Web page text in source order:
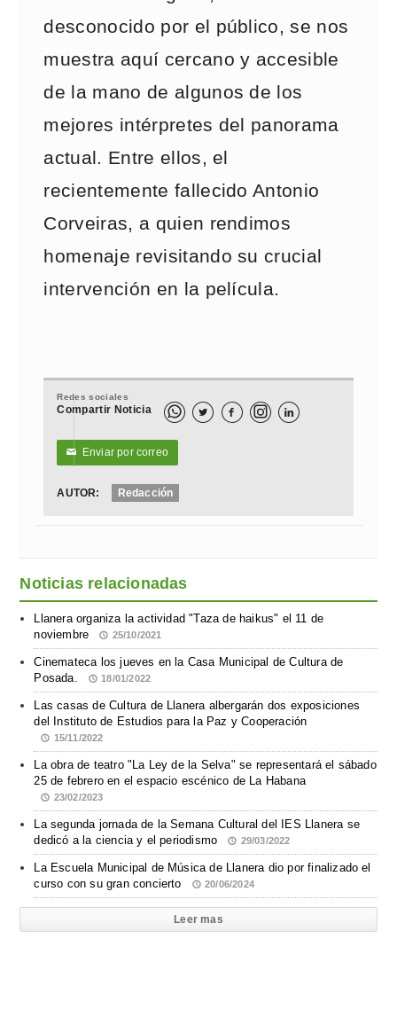
desconocido por el público, se nos
muestra aquí cercano y accesible
de la mano de algunos de los
mejores intérpretes del panorama
actual. Entre ellos, el
recientemente fallecido Antonio
Corveiras, a quien rendimos
homenaje revisitando su crucial
intervención en la película.
Redes sociales
Compartir Noticia   
✉ Enviar por correo
AUTOR: Redacción
Noticias relacionadas
Llanera organiza la actividad "Taza de haikus" el 11 de
noviembre
25/10/2021
Cinemateca los jueves en la Casa Municipal de Cultura de
Posada.
18/01/2022
Las casas de Cultura de Llanera albergarán dos exposiciones
del Instituto de Estudios para la Paz y Cooperación
15/11/2022
La obra de teatro "La Ley de la Selva" se representará el sábado
25 de febrero en el espacio escénico de La Habana
23/02/2023
La segunda jornada de la Semana Cultural del IES Llanera se
dedicó a la ciencia y el periodismo
29/03/2022
La Escuela Municipal de Música de Llanera dio por finalizado el
curso con su gran concierto
20/06/2024
Leer mas